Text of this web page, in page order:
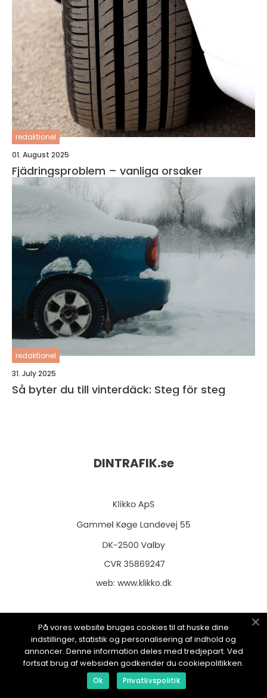
redaktionel
01. August 2025
Fjädringsproblem – vanliga orsaker
redaktionel
31. July 2025
Så byter du till vinterdäck: Steg för steg
DINTRAFIK.se
web: www.klikko.dk
Menu
Annonsering
På vores website bruges cookies til at huske dine
indstillinger, statistik og personalisering af indhold og
annoncer. Denne information deles med tredjepart. Ved
fortsat brug af websiden godkender du cookiepolitikken.
Ok Privatlivspolitik